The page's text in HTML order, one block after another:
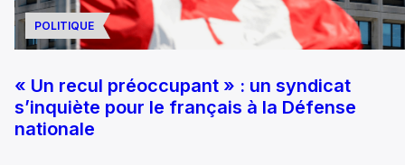
POLITIQUE
« Un recul préoccupant » : un syndicat
s’inquiète pour le français à la Défense
nationale